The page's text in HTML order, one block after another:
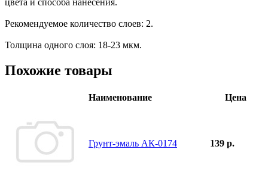
Рекомендуемое количество слоев: 2.
Толщина одного слоя: 18-23 мкм.
Похожие товары
Наименование Цена
Грунт-эмаль АК-0174 139 р.